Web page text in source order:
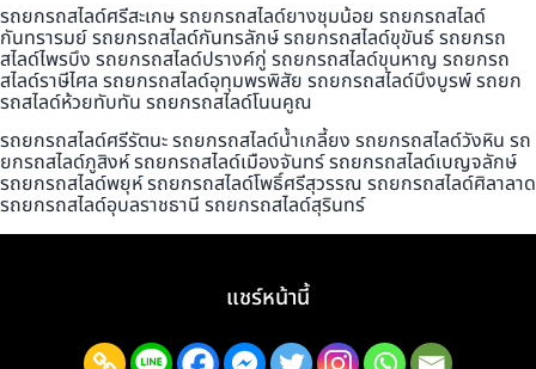
รถยกรถสไลด์ศรีสะเกษ รถยกรถสไลด์ยางชุมน้อย รถยกรถสไลด์
กันทรารมย์ รถยกรถสไลด์กันทรลักษ์ รถยกรถสไลด์ขุขันธ์ รถยกรถ
สไลด์ไพรบึง รถยกรถสไลด์ปรางค์กู่ รถยกรถสไลด์ขุนหาญ รถยกรถ
สไลด์ราษีไศล รถยกรถสไลด์อุทุมพรพิสัย รถยกรถสไลด์บึงบูรพ์ รถยก
รถสไลด์ห้วยทับทัน รถยกรถสไลด์โนนคูณ
รถยกรถสไลด์ศรีรัตนะ รถยกรถสไลด์น้ำเกลี้ยง รถยกรถสไลด์วังหิน รถ
ยกรถสไลด์ภูสิงห์ รถยกรถสไลด์เมืองจันทร์ รถยกรถสไลด์เบญจลักษ์
รถยกรถสไลด์พยุห์ รถยกรถสไลด์โพธิ์ศรีสุวรรณ รถยกรถสไลด์ศิลาลาด
รถยกรถสไลด์อุบลราชธานี รถยกรถสไลด์สุรินทร์
แชร์หน้านี้